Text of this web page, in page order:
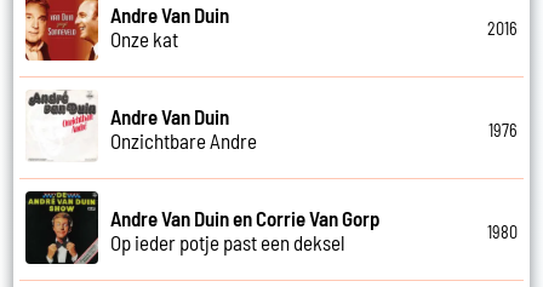
Andre Van Duin
Onze kat
2016
Andre Van Duin
Onzichtbare Andre
1976
Andre Van Duin en Corrie Van Gorp
Op ieder potje past een deksel
1980